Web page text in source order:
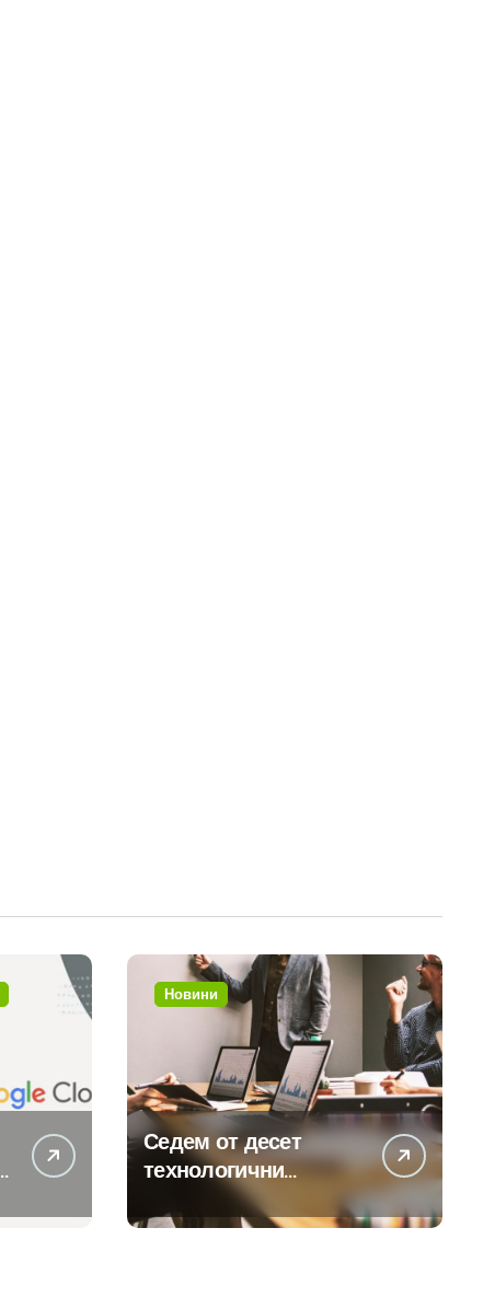
Новини
Седем от десет
технологични
компании у нас
предлагат хибридна